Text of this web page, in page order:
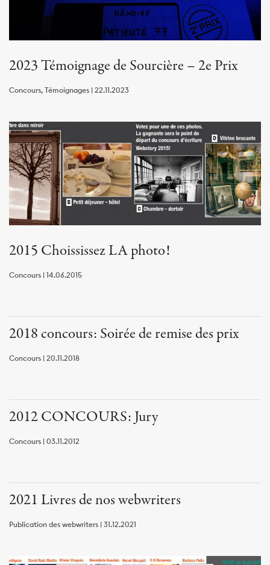
2023 Témoignage de Sourcière – 2e Prix
Concours, Témoignages | 22.11.2023
2015 Choississez LA photo!
Concours | 14.06.2015
2018 concours: Soirée de remise des prix
Concours | 20.11.2018
2012 CONCOURS: Jury
Concours | 03.11.2012
2021 Livres de nos webwriters
Publication des webwriters | 31.12.2021